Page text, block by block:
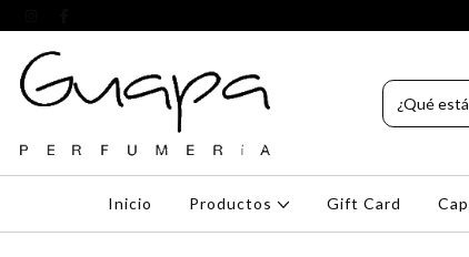
Inicio Productos Gift Card